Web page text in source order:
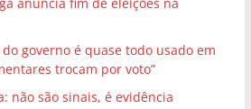
governo é quase todo usado em
trocam por voto”
não são sinais, é evidência